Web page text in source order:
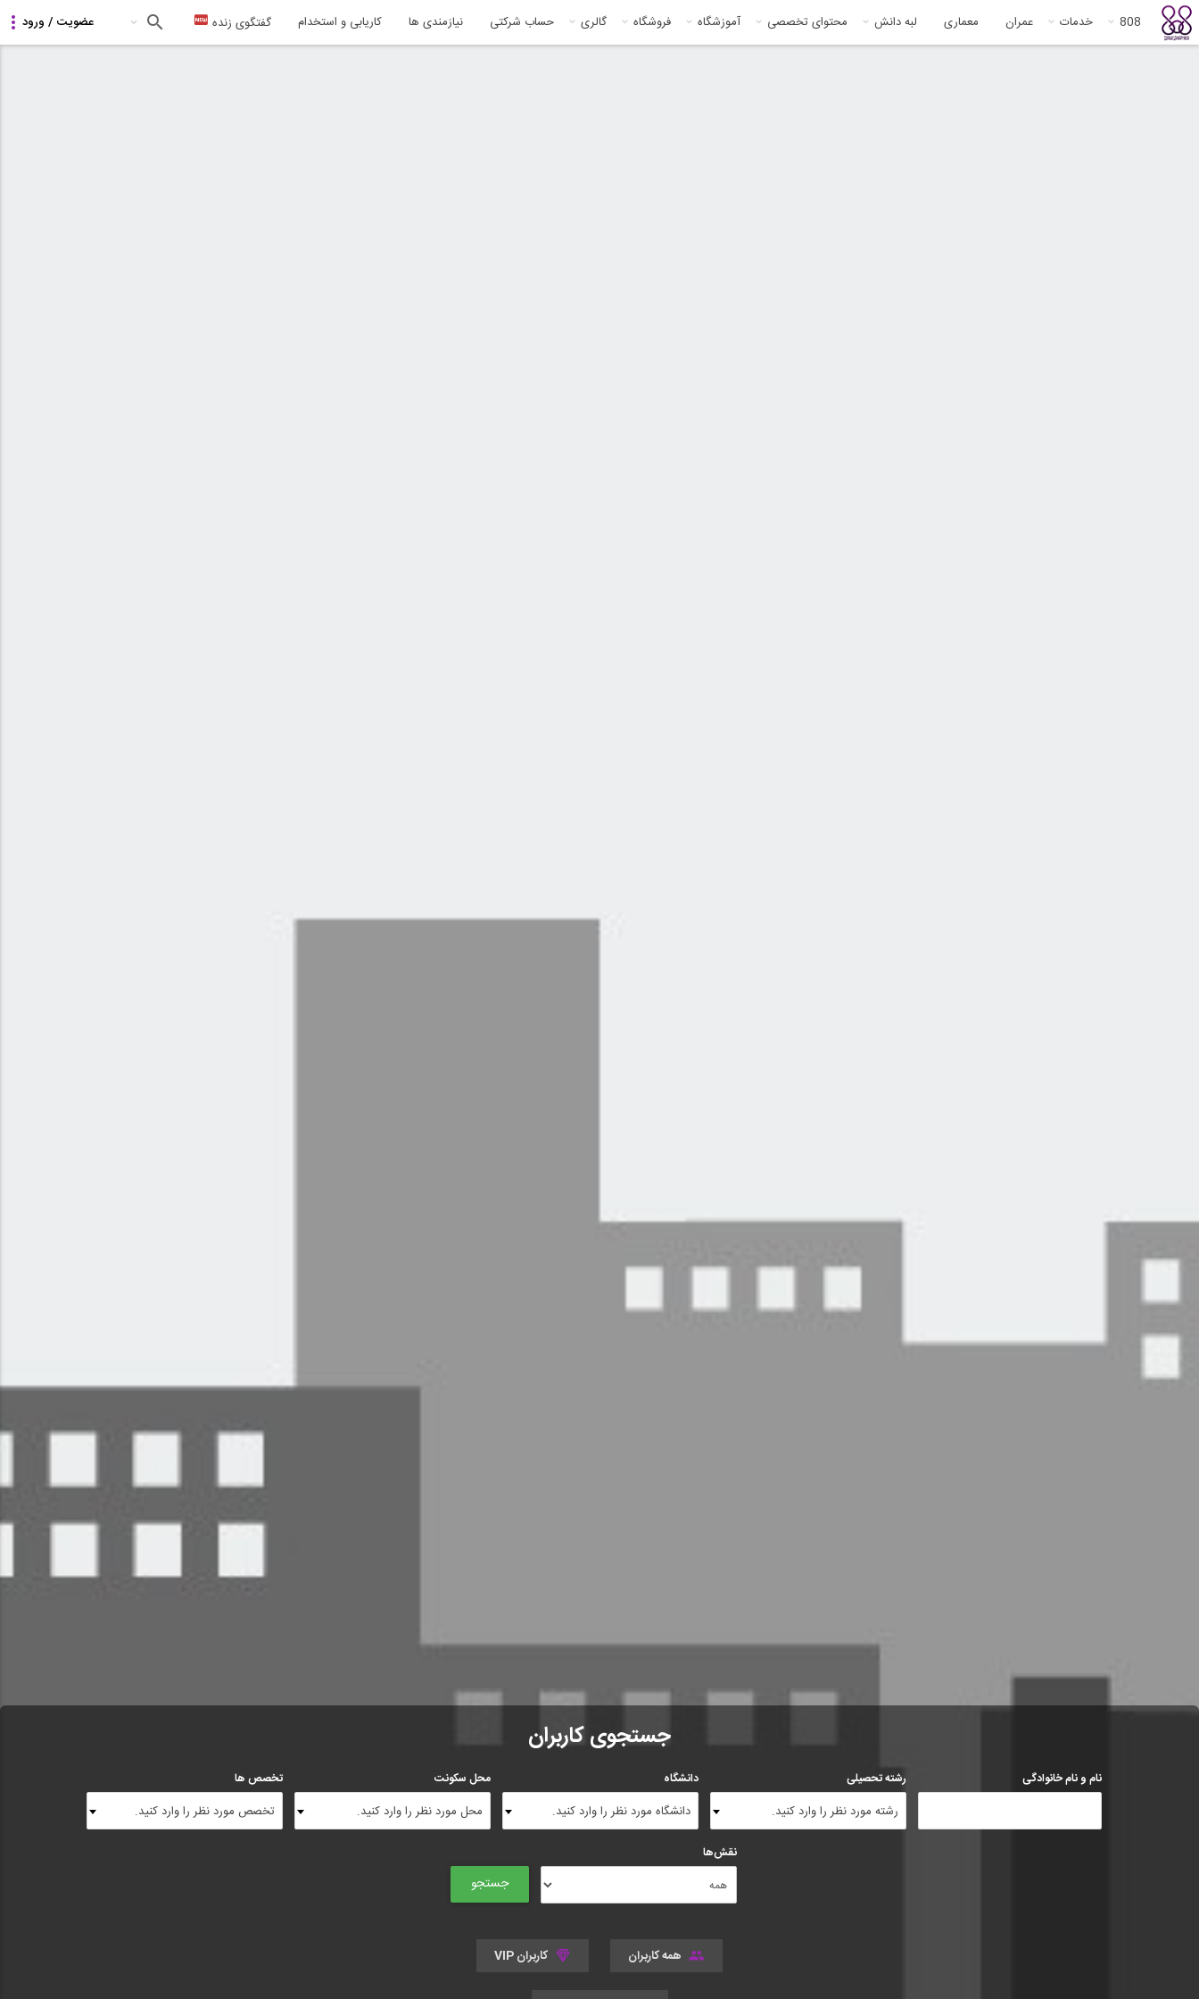
808 خدمات عمران معماری لبه دانش محتوای تخصصی آموزشگاه فروشگاه گالری حساب شرکتی نیازمندی ها کاریابی و استخدام گفتگوی زنده
جستجوی کاربران
نام و نام خانوادگی رشته تحصیلی
رشته مورد نظر را وارد کنید.
دانشگاه
دانشگاه مورد نظر را وارد کنید.
محل سکونت
محل مورد نظر را وارد کنید.
تخصص ها
تخصص مورد نظر را وارد کنید.
نقش‌ها
همه کاربران کاربران VIP